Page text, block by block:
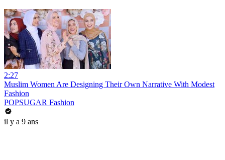
2:27
Muslim Women Are Designing Their Own Narrative With Modest
Fashion
POPSUGAR Fashion
il y a 9 ans